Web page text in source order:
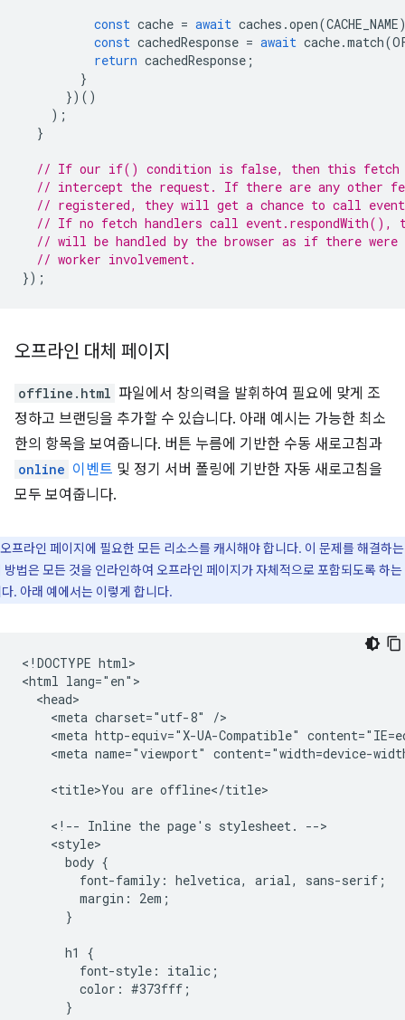
const cache = await caches .open(CACHE_NAME
const cachedResponse = await cache.match(
return cachedResponse ;
}
})()
);
}
// If our if() condition is false, then this fetch
// intercept the request. If there are any other
// registered, they will get a chance to call
// If no fetch handlers call event.respondWith(),
// will be handled by the browser as if there were
// worker involvement.
});
오프라인 대체 페이지
offline.html 파일에서 창의력을 발휘하여 필요에 맞게 조
정하고 브랜딩을 추가할 수 있습니다. 아래 예시는 가능한 최소
한의 항목을 보여줍니다. 버튼 누름에 기반한 수동 새로고침과
online 이벤트 및 정기 서버 폴링에 기반한 자동 새로고침을
모두 보여줍니다.
오프라인 페이지에 필요한 모든 리소스를 캐시해야 합니다. 이 문제를 해결하
방법은 모든 것을 인라인하여 오프라인 페이지가 자체적으로 포함되도록 하는
. 아래 예에서는 이렇게 합니다.
<!DOCTYPE html>
<html lang="en">
  <head>
    <meta charset="utf-8" />
<meta http-equiv="X-UA-Compatible"
<meta name="viewport" content="width=device-
    <title>You are offline</title>
    <!-- Inline the page's stylesheet. -->
    <style>
      body {
        font-family: helvetica, arial, sans-serif;
        margin: 2em;
      }
      h1 {
        font-style: italic;
        color: #373fff;
      }